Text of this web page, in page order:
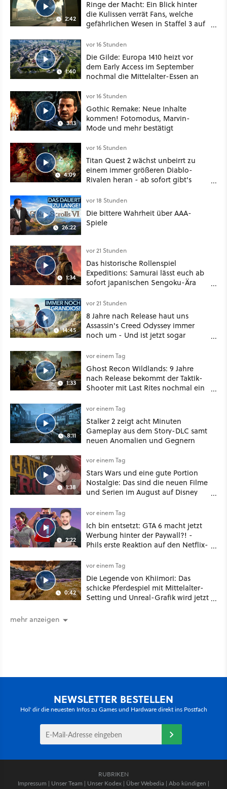
2:42
Ringe der Macht: Ein Blick hinter
die Kulissen verrät Fans, welche
gefährlichen Wesen in Staffel 3 auf
1:40
vor 16 Stunden
Die Gilde: Europa 1410 heizt vor
dem Early Access im September
nochmal die Mittelalter-Essen an
3:13
vor 16 Stunden
Gothic Remake: Neue Inhalte
kommen! Fotomodus, Marvin-
Mode und mehr bestätigt
4:09
vor 16 Stunden
Titan Quest 2 wächst unbeirrt zu
einem immer größeren Diablo-
Rivalen heran - ab sofort gibt's
Klasse
26:22
vor 18 Stunden
Die bittere Wahrheit über AAA-
Spiele
1:34
vor 21 Stunden
Das historische Rollenspiel
Expeditions: Samurai lässt euch ab
sofort japanischen Sengoku-Ära
oder Diplomatie
14:45
vor 21 Stunden
8 Jahre nach Release haut uns
Assassin's Creed Odyssey immer
noch um - Und ist jetzt sogar
1:33
vor einem Tag
Ghost Recon Wildlands: 9 Jahre
nach Release bekommt der Taktik-
Shooter mit Last Rites nochmal ein
8:11
vor einem Tag
Stalker 2 zeigt acht Minuten
Gameplay aus dem Story-DLC samt
neuen Anomalien und Gegnern
1:38
vor einem Tag
Stars Wars und eine gute Portion
Nostalgie: Das sind die neuen Filme
und Serien im August auf Disney
2:22
vor einem Tag
Ich bin entsetzt: GTA 6 macht jetzt
Werbung hinter der Paywall?! -
Phils erste Reaktion auf den Netflix-
0:42
vor einem Tag
Die Legende von Khiimori: Das
schicke Pferdespiel mit Mittelalter-
Setting und Unreal-Grafik wird jetzt
mehr anzeigen
NEWSLETTER BESTELLEN
Hol' dir die neuesten Infos zu Games und Hardware direkt ins Postfach
RUBRIKEN
Impressum | Unser Team | Unser Kodex | Über Webedia | Abo kündigen |